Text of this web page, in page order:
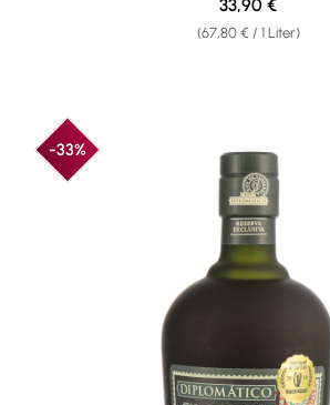
(67,80 € / 1 Liter)
33,90 €
-33%